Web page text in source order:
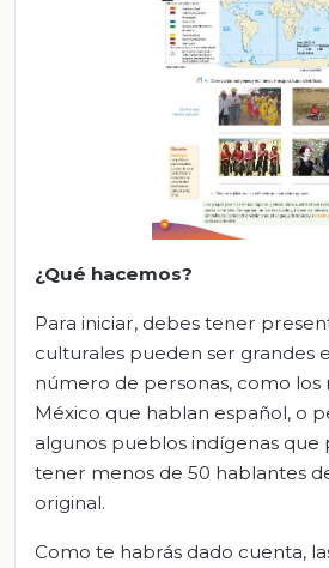
¿Qué hacemos?
Para iniciar, debes tener
culturales pueden ser grandes
número de personas, como los
México que hablan español, o
algunos pueblos indígenas que
tener menos de 50 hablantes
original.
Como te habrás dado cuenta,